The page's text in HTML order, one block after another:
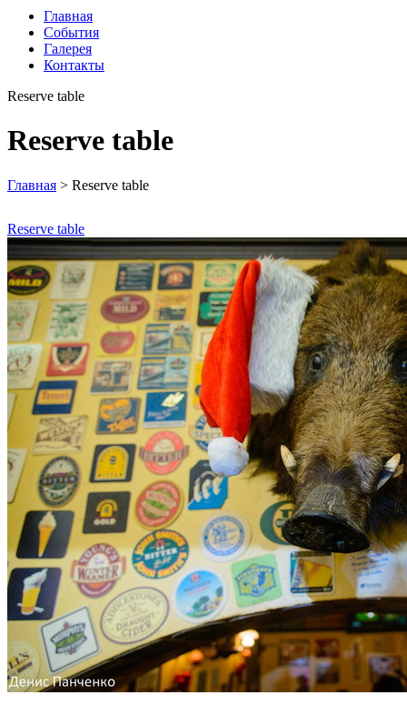
Главная
События
Галерея
Контакты
Reserve table
Reserve table
Главная > Reserve table
Reserve table